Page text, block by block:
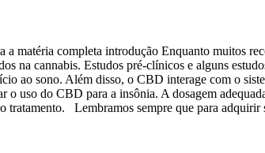
completa introdução Enquanto muitos
na cannabis. Estudos pré-clínicos e alguns
ao sono. Além disso, o CBD interage com o
do CBD para a insônia. A dosagem
Lembramos sempre que para